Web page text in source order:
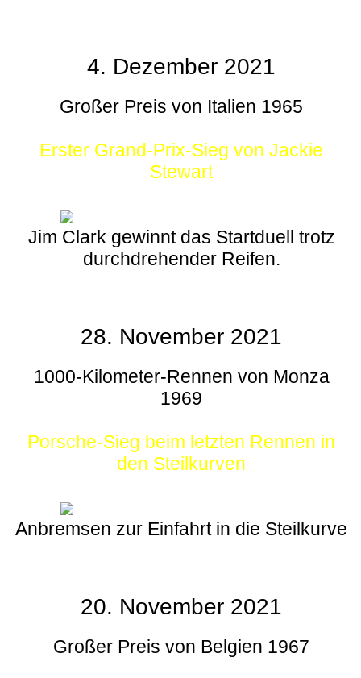
4. Dezember 2021
Großer Preis von Italien 1965
Erster Grand-Prix-Sieg von Jackie
Stewart
Jim Clark gewinnt das Startduell trotz
durchdrehender Reifen.
28. November 2021
1000-Kilometer-Rennen von Monza
1969
Porsche-Sieg beim letzten Rennen in
den Steilkurven
Anbremsen zur Einfahrt in die Steilkurve
20. November 2021
Großer Preis von Belgien 1967